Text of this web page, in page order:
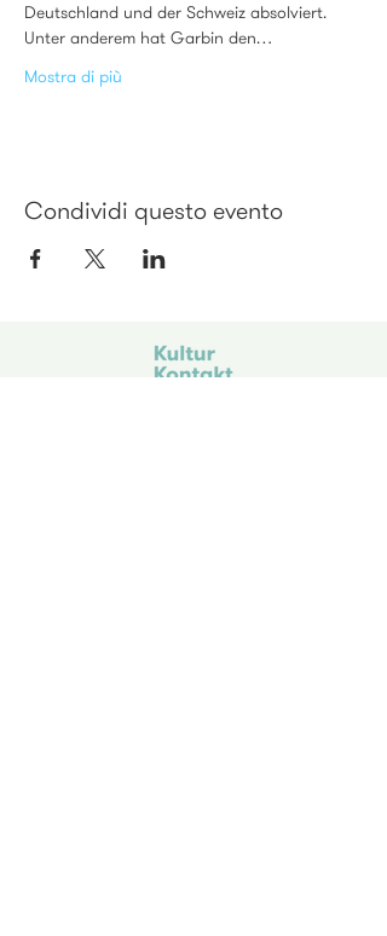
Deutschland und der Schweiz absolviert.
Unter anderem hat Garbin den…
Mostra di più
Condividi questo evento